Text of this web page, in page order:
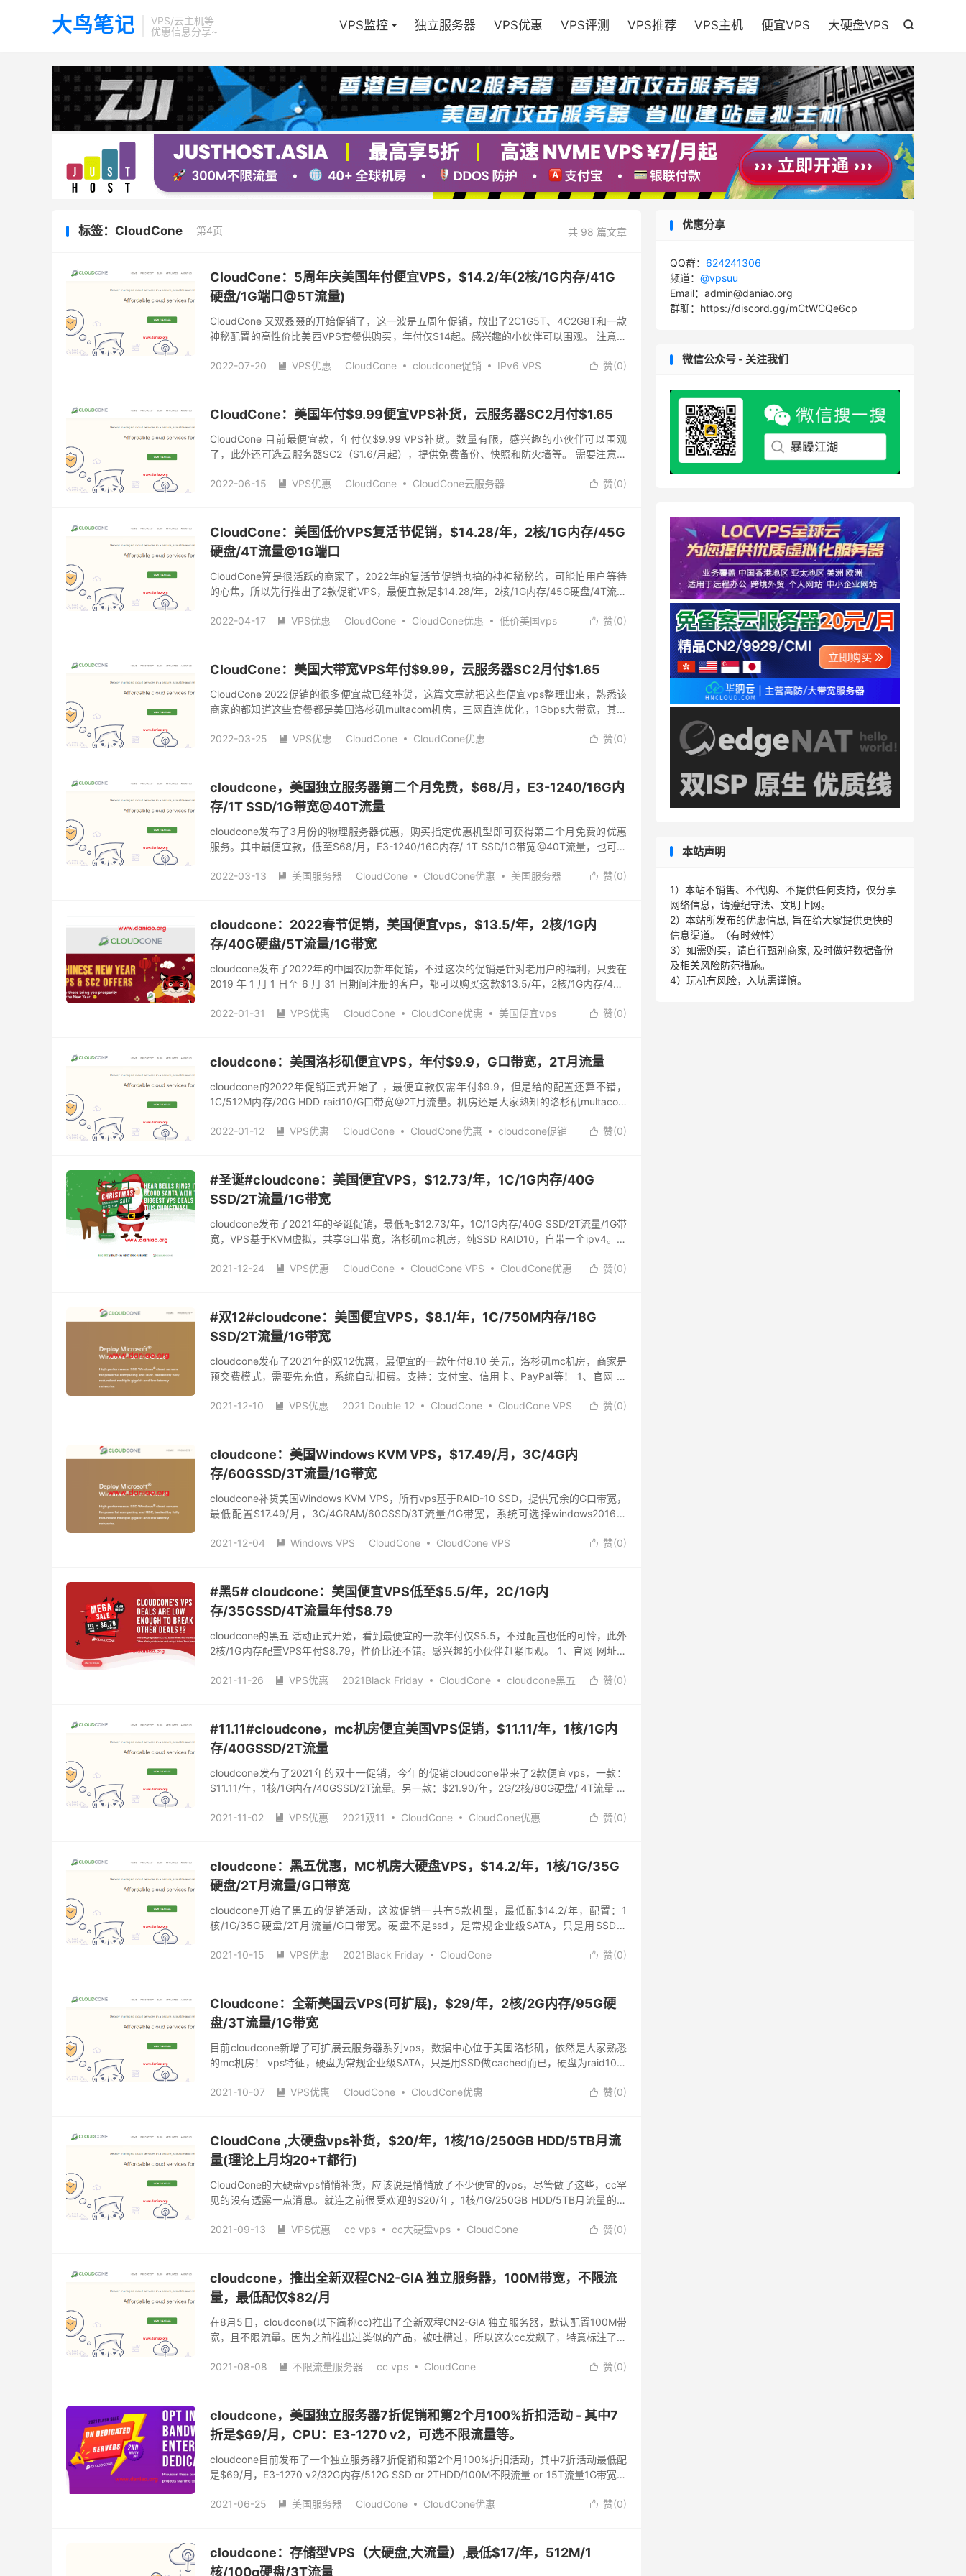
大鸟笔记
VPS/云主机等
优惠信息分享~

VPS监控 独立服务器 VPS优惠 VPS评测 VPS推荐 VPS主机 便宜VPS 大硬盘VPS
共 98 篇文章
标签：CloudCone 第4页
CloudCone：5周年庆美国年付便宜VPS，$14.2/年(2核/1G内存/41G
硬盘/1G端口@5T流量)
CloudCone 又双叒叕的开始促销了，这一波是五周年促销，放出了2C1G5T、4C2G8T和一款
神秘配置的高性价比美西VPS套餐供购买，年付仅$14起。感兴趣的小伙伴可以围观。 注意，
 赞(0)
2022-07-20  VPS优惠 CloudCone cloudcone促销
IPv6 VPS
CloudCone：美国年付$9.99便宜VPS补货，云服务器SC2月付$1.65
CloudCone 目前最便宜款，年付仅$9.99 VPS补货。数量有限，感兴趣的小伙伴可以围观
了，此外还可选云服务器SC2（$1.6/月起），提供免费备份、快照和防火墙等。 需要注意的
 赞(0)
2022-06-15  VPS优惠 CloudCone
CloudCone云服务器
CloudCone：美国低价VPS复活节促销，$14.28/年，2核/1G内存/45G
硬盘/4T流量@1G端口
CloudCone算是很活跃的商家了，2022年的复活节促销也搞的神神秘秘的，可能怕用户等待
的心焦，所以先行推出了2款促销VPS，最便宜款是$14.28/年，2核/1G内存/45G硬盘/4T流量
 赞(0)
2022-04-17  VPS优惠 CloudCone CloudCone优惠
低价美国vps
CloudCone：美国大带宽VPS年付$9.99，云服务器SC2月付$1.65
CloudCone 2022促销的很多便宜款已经补货，这篇文章就把这些便宜vps整理出来，熟悉该
商家的都知道这些套餐都是美国洛杉矶multacom机房，三网直连优化，1Gbps大带宽，其中
 赞(0)
2022-03-25  VPS优惠 CloudCone
CloudCone优惠
cloudcone，美国独立服务器第二个月免费，$68/月，E3-1240/16G内
存/1T SSD/1G带宽@40T流量
cloudcone发布了3月份的物理服务器优惠，购买指定优惠机型即可获得第二个月免费的优惠
服务。其中最便宜款，低至$68/月，E3-1240/16G内存/ 1T SSD/1G带宽@40T流量，也可以
 赞(0)
2022-03-13  美国服务器 CloudCone CloudCone优惠
美国服务器
cloudcone：2022春节促销，美国便宜vps，$13.5/年，2核/1G内
存/40G硬盘/5T流量/1G带宽
cloudcone发布了2022年的中国农历新年促销，不过这次的促销是针对老用户的福利，只要在
2019 年 1 月 1 日至 6 月 31 日期间注册的客户，都可以购买这款$13.5/年，2核/1G内存/40G
 赞(0)
2022-01-31  VPS优惠 CloudCone CloudCone优惠
美国便宜vps
cloudcone：美国洛杉矶便宜VPS，年付$9.9，G口带宽，2T月流量
cloudcone的2022年促销正式开始了 ，最便宜款仅需年付$9.9，但是给的配置还算不错，
1C/512M内存/20G HDD raid10/G口带宽@2T月流量。机房还是大家熟知的洛杉矶multacom
 赞(0)
2022-01-12  VPS优惠 CloudCone CloudCone优惠
cloudcone促销
#圣诞#cloudcone：美国便宜VPS，$12.73/年，1C/1G内存/40G
SSD/2T流量/1G带宽
cloudcone发布了2021年的圣诞促销，最低配$12.73/年，1C/1G内存/40G SSD/2T流量/1G带
宽，VPS基于KVM虚拟，共享G口带宽，洛杉矶mc机房，纯SSD RAID10，自带一个ipv4。感
 赞(0)
2021-12-24  VPS优惠 CloudCone CloudCone VPS
CloudCone优惠
#双12#cloudcone：美国便宜VPS，$8.1/年，1C/750M内存/18G
SSD/2T流量/1G带宽
cloudcone发布了2021年的双12优惠，最便宜的一款年付8.10 美元，洛杉矶mc机房，商家是
预交费模式，需要先充值，系统自动扣费。支持：支付宝、信用卡、PayPal等！ 1、官网 网
 赞(0)
2021-12-10  VPS优惠 2021 Double 12 CloudCone
CloudCone VPS
cloudcone：美国Windows KVM VPS，$17.49/月，3C/4G内
存/60GSSD/3T流量/1G带宽
cloudcone补货美国Windows KVM VPS，所有vps基于RAID-10 SSD，提供冗余的G口带宽，
最低配置$17.49/月，3C/4GRAM/60GSSD/3T流量/1G带宽，系统可选择windows2016和
 赞(0)
2021-12-04  Windows VPS CloudCone
CloudCone VPS
#黑5# cloudcone：美国便宜VPS低至$5.5/年，2C/1G内
存/35GSSD/4T流量年付$8.79
cloudcone的黑五 活动正式开始，看到最便宜的一款年付仅$5.5，不过配置也低的可怜，此外
2核/1G内存配置VPS年付$8.79，性价比还不错。感兴趣的小伙伴赶紧围观。 1、官网 网址：
 赞(0)
2021-11-26  VPS优惠 2021Black Friday CloudCone cloudcone黑五
#11.11#cloudcone，mc机房便宜美国VPS促销，$11.11/年，1核/1G内
存/40GSSD/2T流量
cloudcone发布了2021年的双十一促销，今年的促销cloudcone带来了2款便宜vps，一款：
$11.11/年，1核/1G内存/40GSSD/2T流量。另一款：$21.90/年，2G/2核/80G硬盘/ 4T流量 ，
 赞(0)
2021-11-02  VPS优惠 2021双11 CloudCone
CloudCone优惠
cloudcone：黑五优惠，MC机房大硬盘VPS，$14.2/年，1核/1G/35G
硬盘/2T月流量/G口带宽
cloudcone开始了黑五的促销活动，这波促销一共有5款机型，最低配$14.2/年，配置：1
核/1G/35G硬盘/2T月流量/G口带宽。硬盘不是ssd，是常规企业级SATA，只是用SSD做
 赞(0)
2021-10-15  VPS优惠 2021Black Friday
CloudCone
Cloudcone：全新美国云VPS(可扩展)，$29/年，2核/2G内存/95G硬
盘/3T流量/1G带宽
目前cloudcone新增了可扩展云服务器系列vps，数据中心位于美国洛杉矶，依然是大家熟悉
的mc机房！ vps特征，硬盘为常规企业级SATA，只是用SSD做cached而已，硬盘为raid10。
 赞(0)
2021-10-07  VPS优惠 CloudCone
CloudCone优惠
CloudCone ,大硬盘vps补货，$20/年，1核/1G/250GB HDD/5TB月流
量(理论上月均20+T都行)
CloudCone的大硬盘vps悄悄补货，应该说是悄悄放了不少便宜的vps，尽管做了这些，cc罕
见的没有透露一点消息。就连之前很受欢迎的$20/年，1核/1G/250GB HDD/5TB月流量的大
 赞(0)
2021-09-13  VPS优惠 cc vps cc大硬盘vps
CloudCone
便宜VPS
便宜美国vps 大硬盘vps 好用的美国vps
快速的美国vps
快速美国vps
推荐最好的美国vps
美国 vps 主机
美国 vps 美国vps评测
美国vps推荐
美国vps服务器 美国vps租用 美国vps试用
美国vps速度
美国主机vps
美国快速vps 美国最好的vps 美国最快vps
美国服务器vps
cloudcone，推出全新双程CN2-GIA 独立服务器，100M带宽，不限流
量，最低配仅$82/月
在8月5日，cloudcone(以下简称cc)推出了全新双程CN2-GIA 独立服务器，默认配置100M带
宽，且不限流量。因为之前推出过类似的产品，被吐槽过，所以这次cc发飙了，特意标注了上
 赞(0)
2021-08-08  不限流量服务器 cc vps
CloudCone
cloudcone，美国独立服务器7折促销和第2个月100%折扣活动 - 其中7
折是$69/月，CPU：E3-1270 v2，可选不限流量等。
cloudcone目前发布了一个独立服务器7折促销和第2个月100%折扣活动，其中7折活动最低配
是$69/月，E3-1270 v2/32G内存/512G SSD or 2THDD/100M不限流量 or 15T流量1G带宽。
 赞(0)
2021-06-25  美国服务器 CloudCone
CloudCone优惠
cloudcone：存储型VPS（大硬盘,大流量）,最低$17/年，512M/1
核/100g硬盘/3T流量
优惠分享
QQ群： 624241306
频道： @vpsuu
Email：admin@daniao.org
群聊：https://discord.gg/mCtWCQe6cp
微信公众号 - 关注我们
本站声明
1）本站不销售、不代购、不提供任何支持，仅分享
网络信息，请遵纪守法、文明上网。
2）本站所发布的优惠信息, 旨在给大家提供更快的
信息渠道。（有时效性）
3）如需购买，请自行甄别商家, 及时做好数据备份
及相关风险防范措施。
4）玩机有风险，入坑需谨慎。